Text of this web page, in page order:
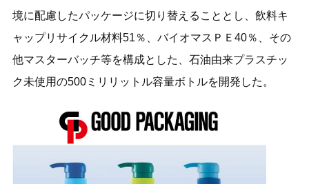
境に配慮したパッケージに切り替えることとし、飲料キ
ャップリサイクル材料51％、バイオマスＰＥ40％、その
他マスターバッチ等を構成とした、石油由来プラスチッ
ク未使用の500ミリリットル容量ボトルを開発した。